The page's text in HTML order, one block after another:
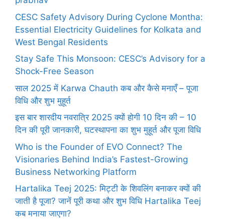
CESC Safety Advisory During Cyclone Montha:
Essential Electricity Guidelines for Kolkata and
West Bengal Residents
Stay Safe This Monsoon: CESC’s Advisory for a
Shock-Free Season
साल 2025 में Karwa Chauth कब और कैसे मनाएँ – पूजा
विधि और शुभ मुहूर्त
इस बार शारदीय नवरात्रि 2025 क्यों होगी 10 दिन की – 10
दिन की पूरी जानकारी, घटस्थापना का शुभ मुहूर्त और पूजा विधि
Who is the Founder of EVO Connect? The
Visionaries Behind India’s Fastest-Growing
Business Networking Platform
Hartalika Teej 2025: मिट्टी के शिवलिंग बनाकर क्यों की
जाती है पूजा? जानें पूरी कथा और शुभ विधि Hartalika Teej
कब मनाया जाएगा?